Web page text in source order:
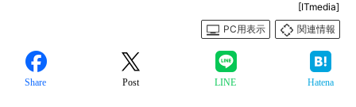
[ITmedia]
PC用表示
関連情報
Share Post LINE Hatena